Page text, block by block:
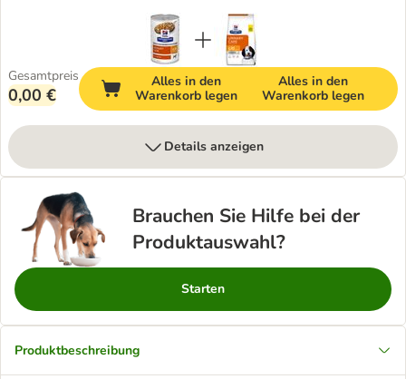
Gesamtpreis
0,00 €
Alles in den
Warenkorb legen
Alles in den
Warenkorb legen
Details anzeigen
Brauchen Sie Hilfe bei der
Produktauswahl?
Starten
Produktbeschreibung